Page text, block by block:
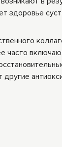
здоровье